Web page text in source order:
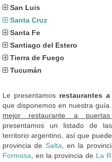
San Luis
Santa Cruz
Santa Fe
Santiago del Estero
Tierra de Fuego
Tucumán
Le presentamos restaurantes
que disponemos en nuestra
mejor restaurante a puertas
presentamos un listado de
territorio argentino, así que
provincia de Salta , en la
Formosa , en la provincia de La